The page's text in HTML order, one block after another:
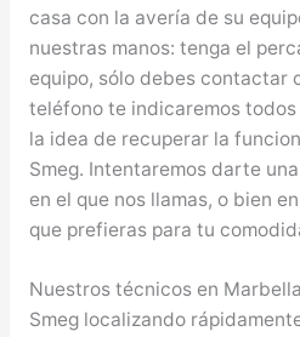
casa con la avería de su
nuestras manos: tenga el
equipo, sólo debes contactar
teléfono te indicaremos todos
la idea de recuperar la
Smeg. Intentaremos darte
en el que nos llamas, o bien
que prefieras para tu
Nuestros técnicos en
Smeg localizando